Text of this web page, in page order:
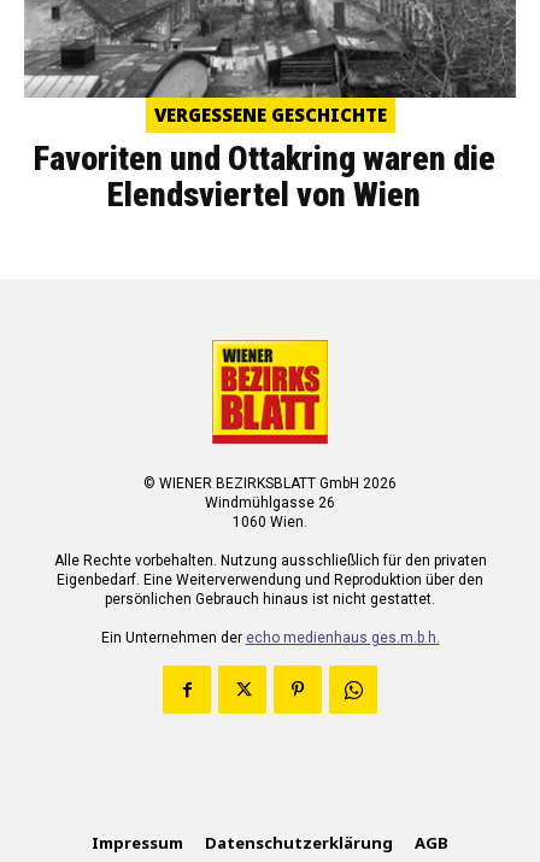
VERGESSENE GESCHICHTE
Favoriten und Ottakring waren die
Elendsviertel von Wien
© WIENER BEZIRKSBLATT GmbH 2026
Windmühlgasse 26
1060 Wien.
Alle Rechte vorbehalten. Nutzung ausschließlich für den privaten
Eigenbedarf. Eine Weiterverwendung und Reproduktion über den
persönlichen Gebrauch hinaus ist nicht gestattet.
Ein Unternehmen der echo medienhaus ges.m.b.h.
Impressum Datenschutzerklärung AGB